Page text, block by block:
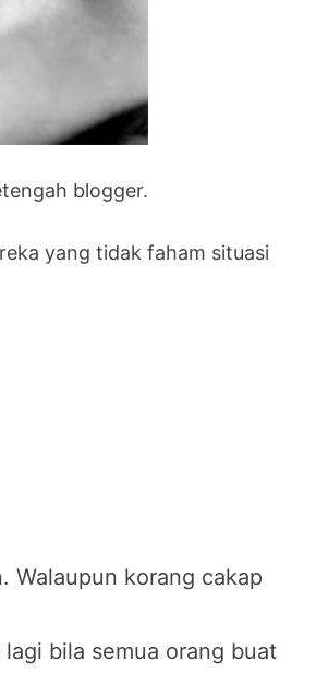
blogger.
yang tidak faham situasi
Walaupun korang cakap
bila semua orang buat